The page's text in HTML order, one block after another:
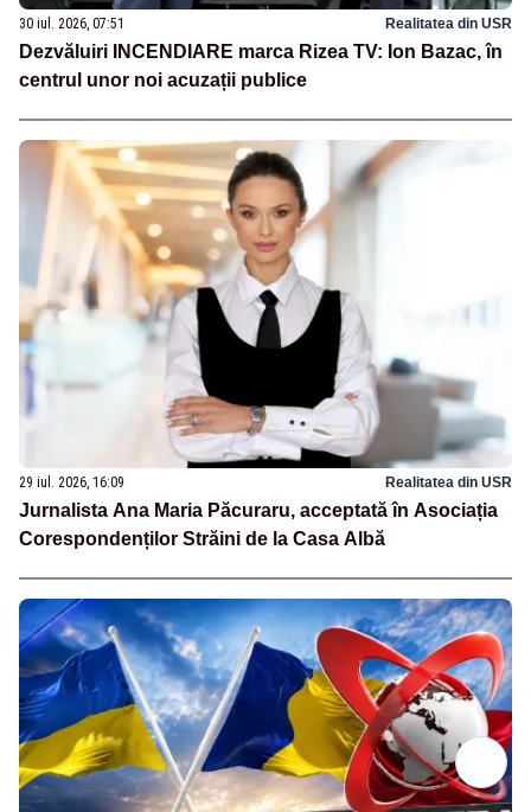
30 iul. 2026, 07:51 Realitatea din USR
Dezvăluiri INCENDIARE marca Rizea TV: Ion Bazac, în
centrul unor noi acuzații publice
29 iul. 2026, 16:09 Realitatea din USR
Jurnalista Ana Maria Păcuraru, acceptată în Asociația
Corespondenților Străini de la Casa Albă